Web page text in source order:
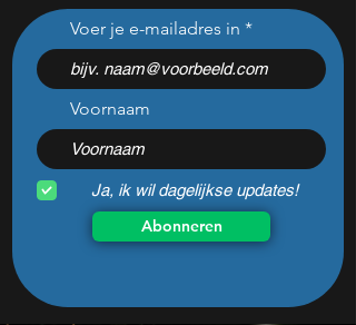
11 aandelen om deze week
te volgen: Rocket Lab,
Applied Materials en de
zwaarste AI-test
Voer je e-mailadres in
Voornaam
Ja, ik wil dagelijkse updates!
Abonneren